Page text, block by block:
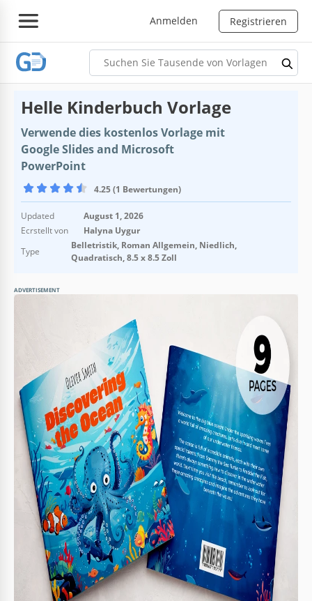
Anmelden Registrieren
Helle Kinderbuch Vorlage
Verwende dies kostenlos Vorlage mit
Google Slides and Microsoft
PowerPoint
4.25 (1 Bewertungen)
Updated
August 1, 2026
Ecrstellt von
Halyna Uygur
Type
Belletristik, Roman Allgemein, Niedlich,
Quadratisch, 8.5 x 8.5 Zoll
ADVERTISEMENT